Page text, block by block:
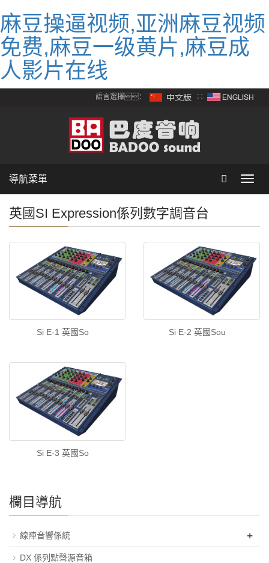
麻豆操逼视频,亚洲麻豆视频
免费,麻豆一级黄片,麻豆成
人影片在线
語言選擇： ∷
導航菜單
英國SI Expression係列數字調音台
Si E-1 英國So Si E-2 英國Sou
Si E-3 英國So
欄目導航
線陣音響係統 +
DX 係列點聲源音箱